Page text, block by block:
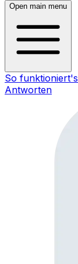
Open main menu
So funktioniert's
Antworten